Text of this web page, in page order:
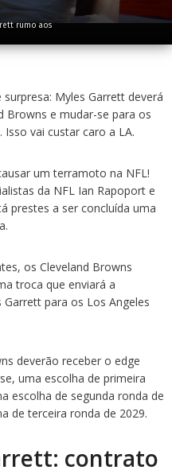
rumo aos
surpresa: Myles Garrett deverá
Browns e mudar-se para os
Isso vai custar caro a LA.
um terramoto na NFL!
da NFL Ian Rapoport e
prestes a ser concluída uma
os Cleveland Browns
troca que enviará a
Garrett para os Los Angeles
deverão receber o edge
uma escolha de primeira
escolha de segunda ronda de
de terceira ronda de 2029.
contrato